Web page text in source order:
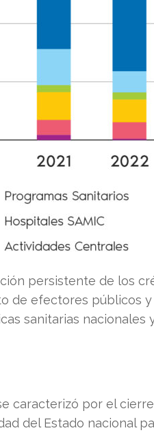
persistente de los
de efectores públicos
sanitarias
caracterizó por el
del Estado nacional